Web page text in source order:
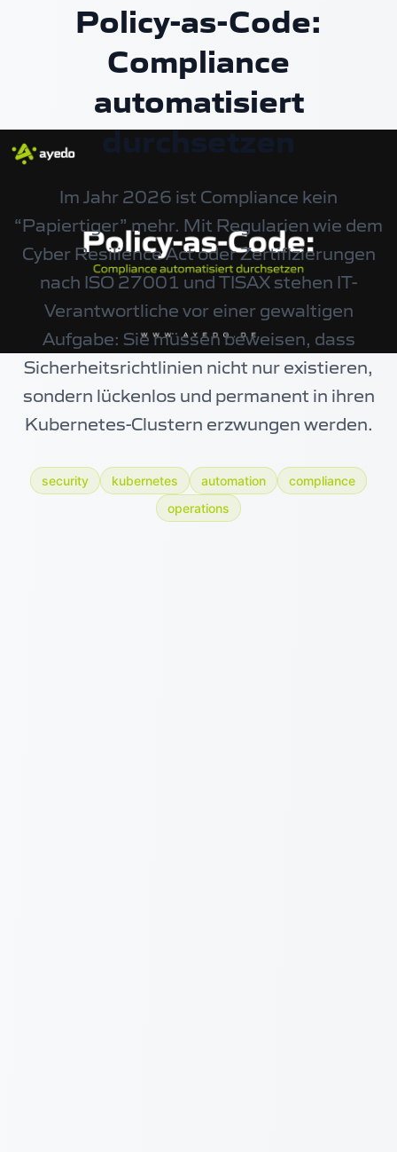
Policy-as-Code:
Compliance
automatisiert
durchsetzen
Im Jahr 2026 ist Compliance kein
“Papiertiger” mehr. Mit Regularien wie dem
Cyber Resilience Act oder Zertifizierungen
nach ISO 27001 und TISAX stehen IT-
Verantwortliche vor einer gewaltigen
Aufgabe: Sie müssen beweisen, dass
Sicherheitsrichtlinien nicht nur existieren,
sondern lückenlos und permanent in ihren
Kubernetes-Clustern erzwungen werden.
security kubernetes automation
compliance
operations